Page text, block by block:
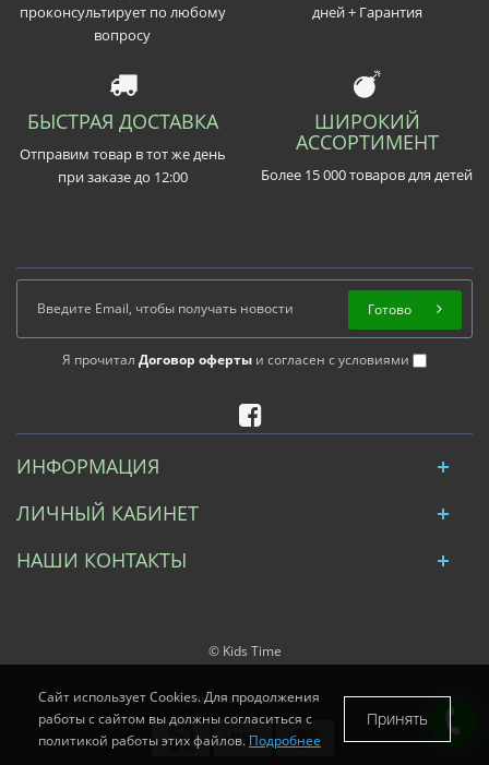
проконсультирует по любому
вопросу
дней + Гарантия
БЫСТРАЯ ДОСТАВКА
Отправим товар в тот же день
при заказе до 12:00
ШИРОКИЙ
АССОРТИМЕНТ
Более 15 000 товаров для детей
Я прочитал Договор оферты и согласен с условиями
Готово
ИНФОРМАЦИЯ
ЛИЧНЫЙ КАБИНЕТ
НАШИ КОНТАКТЫ
© Kids Time
Принимаем к оплате:
Сайт использует Cookies. Для продолжения
работы с сайтом вы должны согласиться с
политикой работы этих файлов. Подробнее
Принять